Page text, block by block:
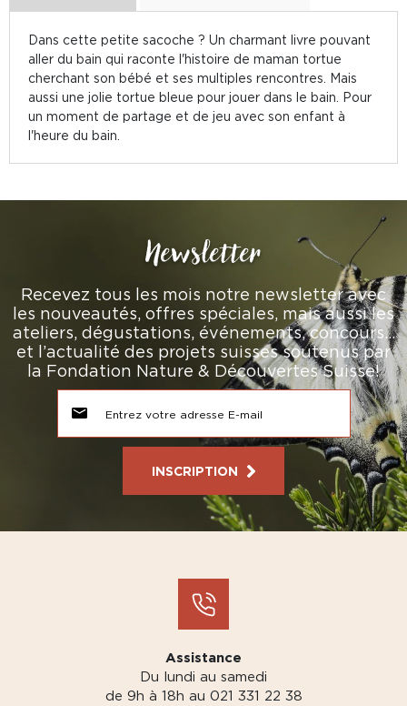
Dans cette petite sacoche ? Un charmant livre pouvant
aller du bain qui raconte l'histoire de maman tortue
cherchant son bébé et ses multiples rencontres. Mais
aussi une jolie tortue bleue pour jouer dans le bain. Pour
un moment de partage et de jeu avec son enfant à
l'heure du bain.
Newsletter
Recevez tous les mois notre newsletter avec
les nouveautés, offres spéciales, mais aussi les
ateliers, dégustations, événements, concours…
et l’actualité des projets suisses soutenus par
la Fondation Nature & Découvertes Suisse!
INSCRIPTION
Assistance
Du lundi au samedi
de 9h à 18h au 021 331 22 38